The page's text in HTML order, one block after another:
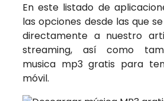
En este listado de
las opciones desde las que
directamente a nuestro
streaming, así como
musica mp3 gratis para
móvil.